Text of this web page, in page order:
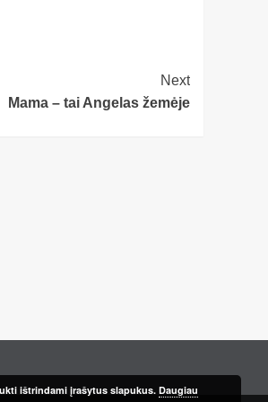
Next
Mama – tai Angelas žemėje
ištrindami įrašytus slapukus.Daugiau